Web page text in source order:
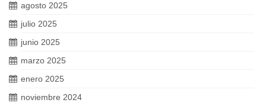
agosto 2025
julio 2025
junio 2025
marzo 2025
enero 2025
noviembre 2024